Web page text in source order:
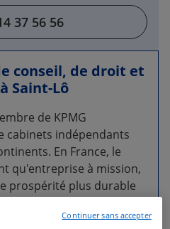
37 56 56
conseil, de droit et
Saint-Lô
de KPMG
cabinets indépendants
En France, le
qu'entreprise à mission,
prospérité plus durable
Continuer sans accepter